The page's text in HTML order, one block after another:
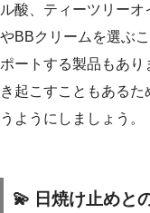
ル酸、ティーツリー
やBBクリームを選ぶ
ポートする製品もあり
き起こすこともある
うようにしましょう。
💫 日焼け止めと